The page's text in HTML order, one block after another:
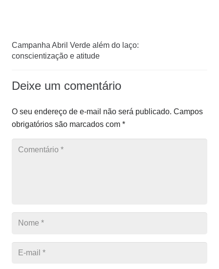
Campanha Abril Verde além do laço:
conscientização e atitude
Deixe um comentário
O seu endereço de e-mail não será publicado. Campos
obrigatórios são marcados com *